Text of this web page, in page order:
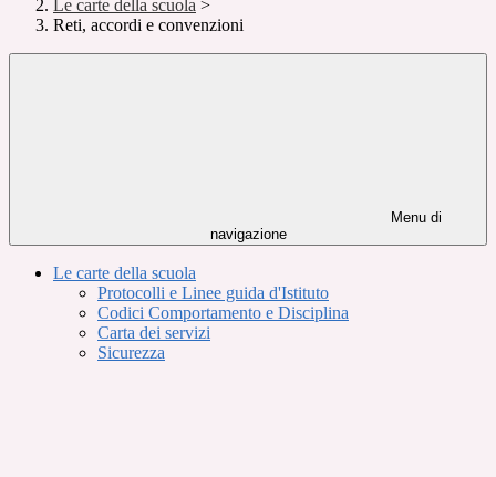
Le carte della scuola >
Reti, accordi e convenzioni
Menu di
navigazione
Le carte della scuola
Protocolli e Linee guida d'Istituto
Codici Comportamento e Disciplina
Carta dei servizi
Sicurezza